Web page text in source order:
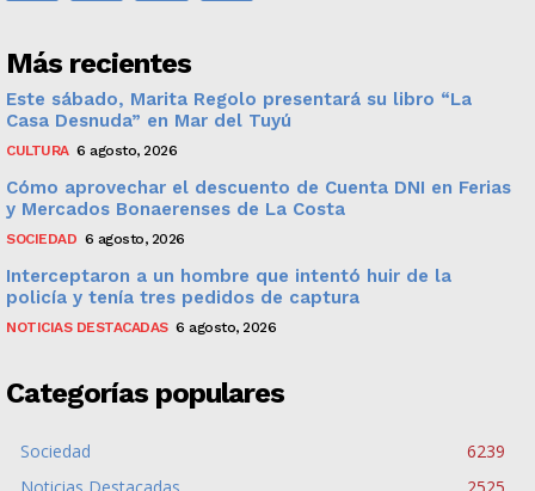
Más recientes
Este sábado, Marita Regolo presentará su libro “La
Casa Desnuda” en Mar del Tuyú
CULTURA 6 agosto, 2026
Cómo aprovechar el descuento de Cuenta DNI en Ferias
y Mercados Bonaerenses de La Costa
SOCIEDAD 6 agosto, 2026
Interceptaron a un hombre que intentó huir de la
policía y tenía tres pedidos de captura
NOTICIAS DESTACADAS 6 agosto, 2026
Categorías populares
Sociedad
6239